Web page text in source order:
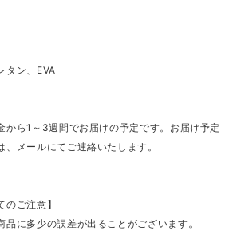
タン、EVA
から1～3週間でお届けの予定です。お届け予定
、メールにてご連絡いたします。
のご注意】
品に多少の誤差が出ることがございます。